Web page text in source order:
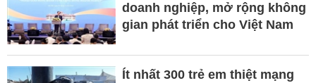
doanh nghiệp, mở rộng không
gian phát triển cho Việt Nam
Ít nhất 300 trẻ em thiệt mạng